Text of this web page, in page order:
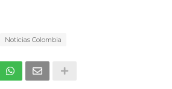
Noticias Colombia